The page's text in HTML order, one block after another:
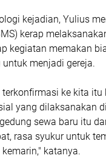
kejadian, Yulius
kerap
kegiatan memakan
menjadi gereja.
terkonfirmasi ke kita
yang dilaksanakan
sewa baru itu
rasa syukur untuk
katanya.